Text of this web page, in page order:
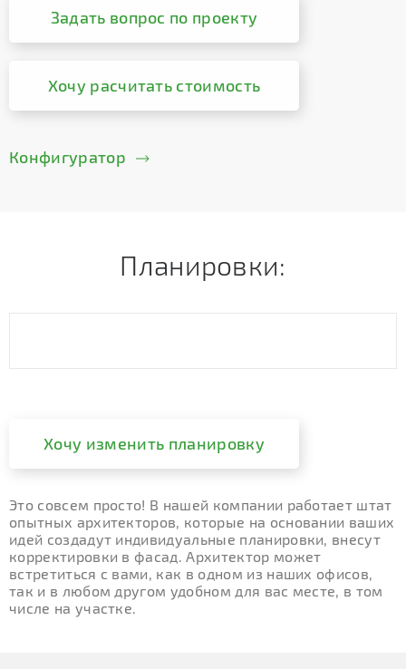
Задать вопрос по проекту
Хочу расчитать стоимость
Конфигуратор
Планировки:
Хочу изменить планировку
Это совсем просто! В нашей компании работает штат
опытных архитекторов, которые на основании ваших
идей создадут индивидуальные планировки, внесут
корректировки в фасад. Архитектор может
встретиться с вами, как в одном из наших офисов,
так и в любом другом удобном для вас месте, в том
числе на участке.